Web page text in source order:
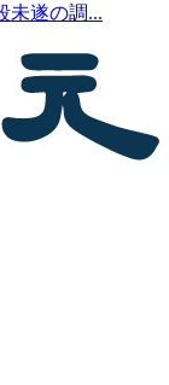
未遂の調...